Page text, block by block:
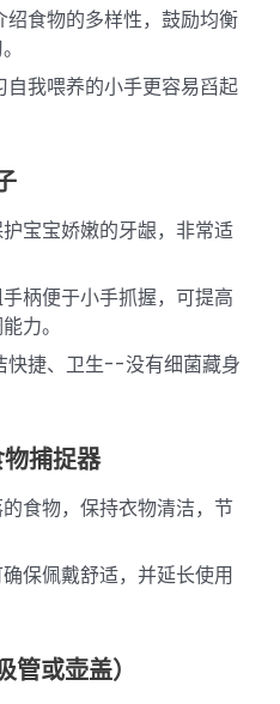
绍食物的多样性，鼓励均衡
自我喂养的小手更容易舀起
宝宝娇嫩的牙龈，非常适
柄便于小手抓握，可提高
力。
快捷、卫生--没有细菌藏身
捕捉器
食物，保持衣物清洁，节
保佩戴舒适，并延长使用
或壶盖）